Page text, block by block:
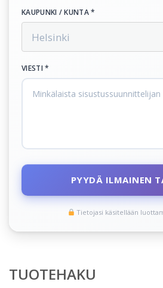
KAUPUNKI / KUNTA *
VIESTI *
PYYDÄ ILMAINEN
Tietojasi käsitellään
TUOTEHAKU